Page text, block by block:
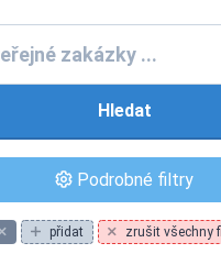
Hledat
Podrobné filtry
přidat zrušit všechny